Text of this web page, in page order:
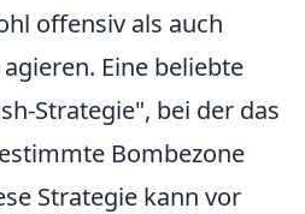
offensiv als auch
Eine beliebte
Strategie", bei der das
Bombezone
Strategie kann vor